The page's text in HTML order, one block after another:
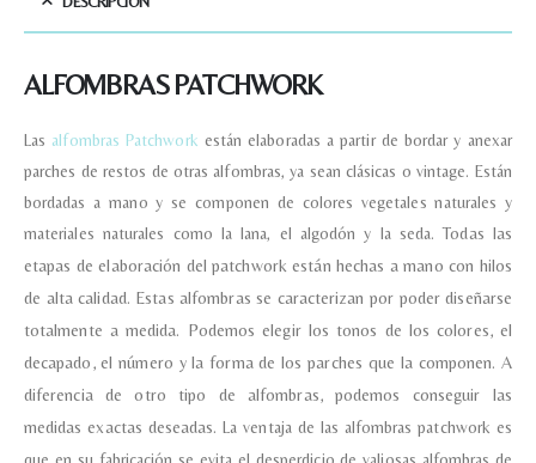
ALFOMBRAS PATCHWORK
Las alfombras Patchwork están elaboradas a partir de bordar y anexar
parches de restos de otras alfombras, ya sean clásicas o vintage. Están
bordadas a mano y se componen de colores vegetales naturales y
materiales naturales como la lana, el algodón y la seda.Todas las
etapas de elaboración del patchwork están hechas a mano con hilos
de alta calidad. Estas alfombras se caracterizan por poder diseñarse
totalmente a medida. Podemos elegir los tonos de los colores, el
decapado, el número y la forma de los parches que la componen. A
diferencia de otro tipo de alfombras, podemos conseguir las
medidas exactas deseadas.La ventaja de las alfombras patchwork es